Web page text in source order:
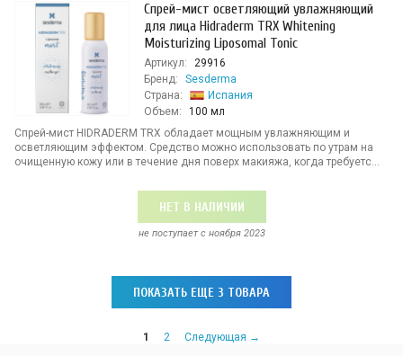
Спрей-мист осветляющий увлажняющий
для лица Hidraderm TRX Whitening
Moisturizing Liposomal Tonic
Артикул:
29916
Бренд:
Sesderma
Страна:
Испания
Объем:
100 мл
Cпрей-мист HIDRADERM TRX обладает мощным увлажняющим и
осветляющим эффектом. Средство можно использовать по утрам на
очищенную кожу или в течение дня поверх макияжа, когда требуетс...
НЕТ В НАЛИЧИИ
не поступает c ноября 2023
ПОКАЗАТЬ ЕЩЕ 3 ТОВАРА
1 2 Следующая →